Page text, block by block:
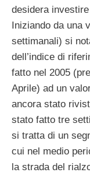
desidera
Iniziando da una
settimanali) si
dell’indice di
fatto nel 2005
Aprile) ad un
ancora stato
stato fatto tre
si tratta di un
cui nel medio
la strada del